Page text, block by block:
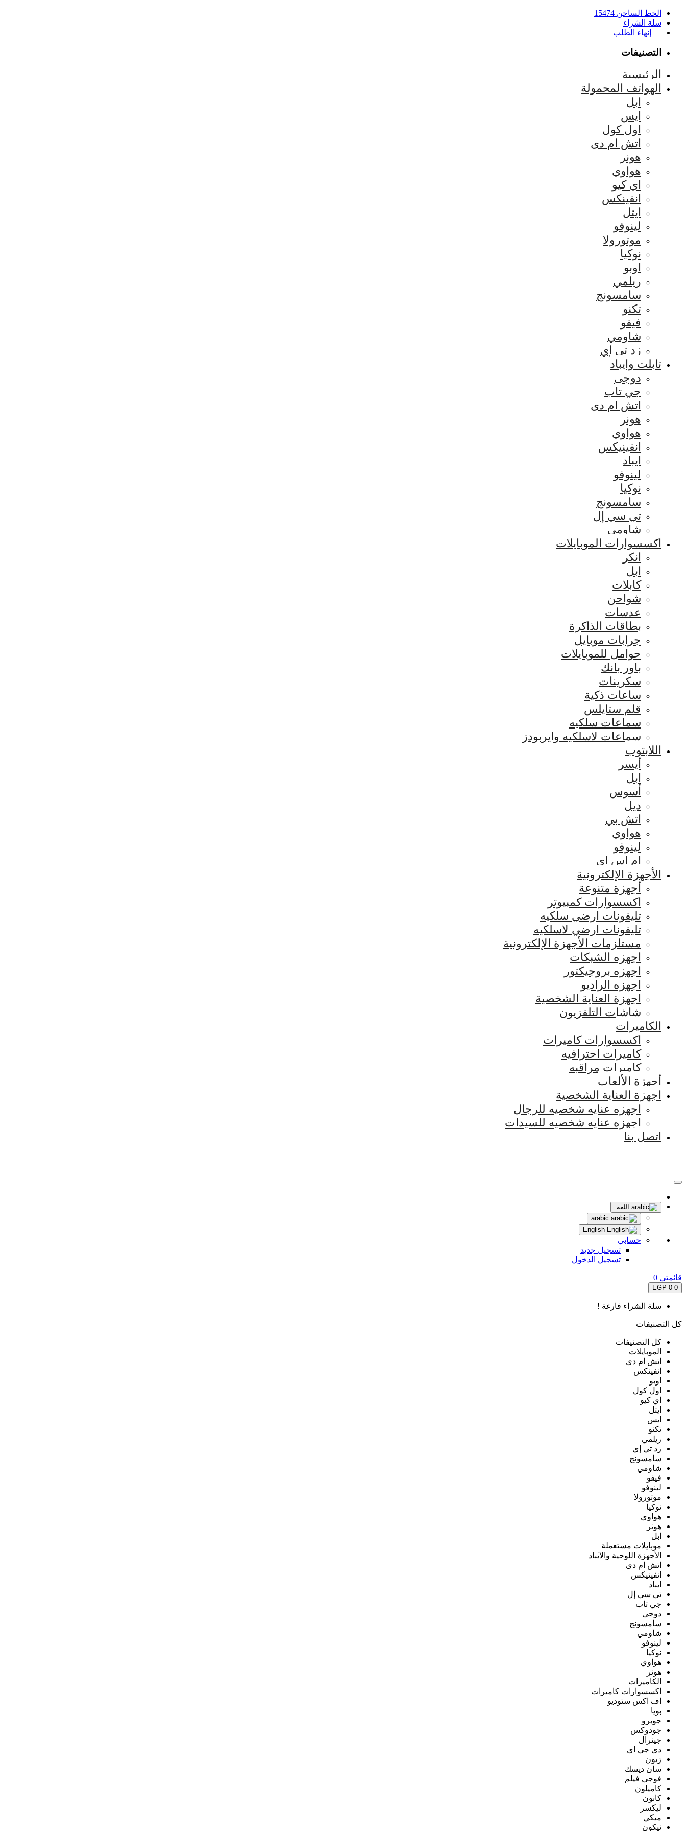
الخط الساخن 15474
سلة الشراء
إنهاء الطلب
التصنيفات
الرئيسية
الهواتف المحمولة
ابل
ايس
اول كول
اتش ام دى
هونر
هواوي
اي كيو
انفينكس
ايتل
لينوفو
موتورولا
نوكيا
اوبو
ريلمي
سامسونج
تكنو
فيفو
شاومي
زد تي إي
تابلت وايباد
دوجى
جي تاب
اتش ام دى
هونر
هواوي
انفينيكس
ايباد
لينوفو
نوكيا
سامسونج
تي سي إل
شاومي
اكسسوارات الموبايلات
انكر
ابل
كابلات
شواحن
عدسات
بطاقات الذاكرة
جرابات موبايل
حوامل للموبايلات
باور بانك
سكرينات
ساعات ذكية
قلم ستايلس
سماعات سلكيه
سماعات لاسلكيه وايربودز
اللابتوب
أيسر
ابل
أسوس
ديل
اتش بي
هواوي
لينوفو
ام اس اي
الأجهزة الإلكترونية
أجهزة متنوعة
اكسسوارات كمبيوتر
تليفونات ارضي سلكيه
تليفونات ارضي لاسلكيه
مستلزمات الأجهزة الإلكترونية
اجهزه الشبكات
اجهزه بروجيكتور
اجهزه الراديو
اجهزة العناية الشخصية
شاشات التلفزيون
الكاميرات
اكسسوارات كاميرات
كاميرات احترافيه
كاميرات مراقبه
أجهزة الألعاب
اجهزة العناية الشخصية
اجهزه عنايه شخصيه للرجال
اجهزه عنايه شخصيه للسيدات
اتصل بنا
اللغة
حسابي
تسجيل جديد
تسجيل الدخول
قائمتى 0
0
0 EGP
سلة الشراء فارغة !
كل التصنيفات
كل التصنيفات
الموبايلات
اتش ام دى
انفينكس
اوبو
اول كول
اي كيو
ايتل
ايس
تكنو
ريلمي
زد تي إي
سامسونج
شاومي
فيفو
لينوفو
موتورولا
نوكيا
هواوي
هونر
ابل
موبايلات مستعملة
الأجهزة اللوحية والآيباد
اتش ام دى
انفينيكس
ايباد
تي سي إل
جي تاب
دوجى
سامسونج
شاومي
لينوفو
نوكيا
هواوي
هونر
الكاميرات
اكسسوارات كاميرات
اف اكس ستوديو
بويا
جوبرو
جودوكس
جينرال
دى جي اى
زيون
سان ديسك
فوجى فيلم
كاميلون
كانون
ليكسر
ميكي
نيكون